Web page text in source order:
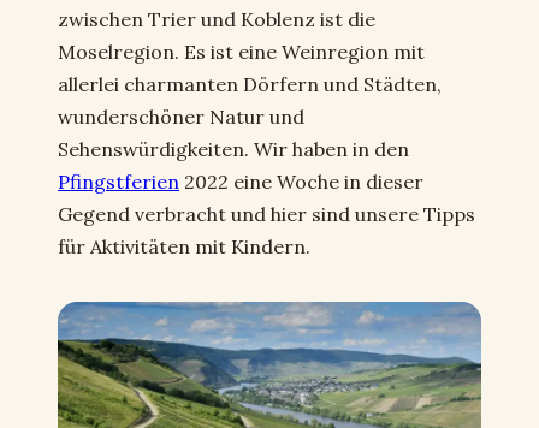
zwischen Trier und Koblenz ist die
Moselregion. Es ist eine Weinregion mit
allerlei charmanten Dörfern und Städten,
wunderschöner Natur und
Sehenswürdigkeiten. Wir haben in den
Pfingstferien 2022 eine Woche in dieser
Gegend verbracht und hier sind unsere Tipps
für Aktivitäten mit Kindern.